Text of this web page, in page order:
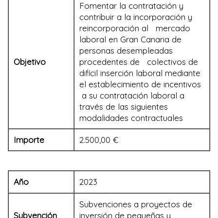
Objetivo
Fomentar la contratación y
contribuir a la incorporación y
reincorporación al mercado
laboral en Gran Canaria de
personas desempleadas
procedentes de colectivos de
difícil inserción laboral mediante
el establecimiento de incentivos
a su contratación laboral a
través de las siguientes
modalidades contractuales
Importe 2.500,00 €
Año 2023
Subvención
Subvenciones a proyectos de
inversión de pequeñas y